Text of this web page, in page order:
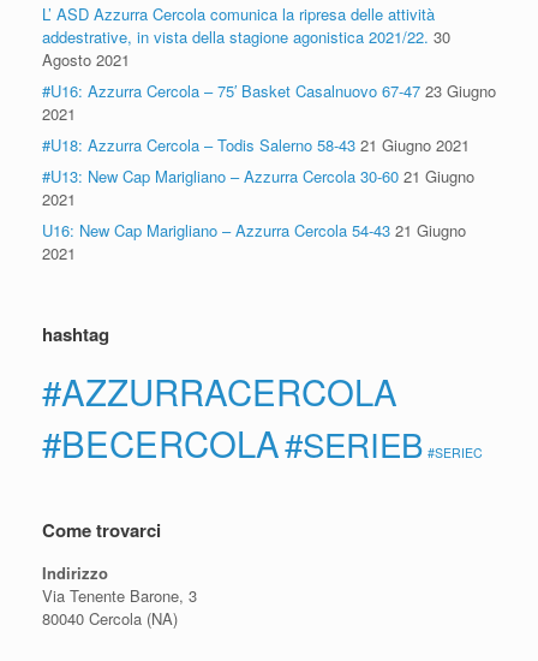
L’ ASD Azzurra Cercola comunica la ripresa delle attività
addestrative, in vista della stagione agonistica 2021/22. 30
Agosto 2021
#U16: Azzurra Cercola – 75′ Basket Casalnuovo 67-47 23 Giugno
2021
#U18: Azzurra Cercola – Todis Salerno 58-43 21 Giugno 2021
#U13: New Cap Marigliano – Azzurra Cercola 30-60 21 Giugno
2021
U16: New Cap Marigliano – Azzurra Cercola 54-43 21 Giugno
2021
hashtag
#AZZURRACERCOLA
#BECERCOLA#SERIEB #SERIEC
Come trovarci
Indirizzo
Via Tenente Barone, 3
80040 Cercola (NA)